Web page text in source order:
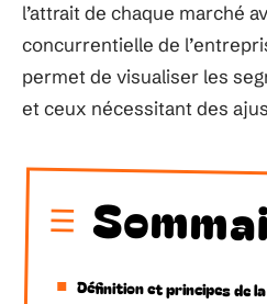
l’attrait de chaque marché
concurrentielle de
permet de visualiser les
et ceux nécessitant des
Définition et principes de